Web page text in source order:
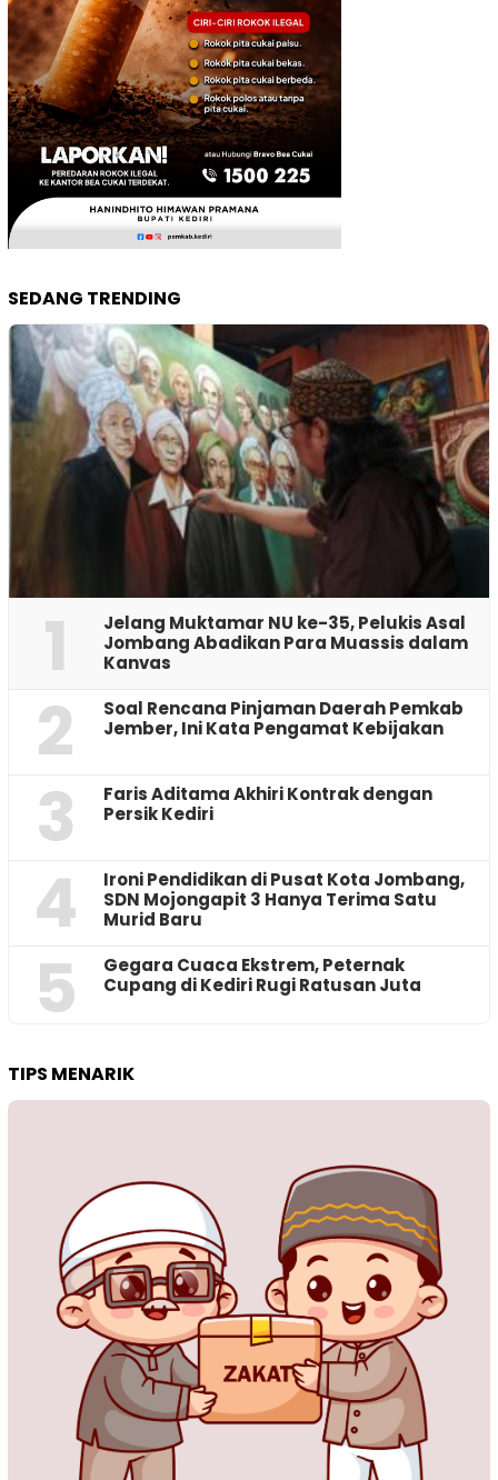
SEDANG TRENDING
1
Jelang Muktamar NU ke-35, Pelukis Asal
Jombang Abadikan Para Muassis dalam
Kanvas
2
‎Soal Rencana Pinjaman Daerah Pemkab
Jember, Ini Kata Pengamat Kebijakan ‎
3
Faris Aditama Akhiri Kontrak dengan
Persik Kediri
4
Ironi Pendidikan di Pusat Kota Jombang,
SDN Mojongapit 3 Hanya Terima Satu
Murid Baru
5
‎Gegara Cuaca Ekstrem, Peternak
Cupang di Kediri Rugi Ratusan Juta
TIPS MENARIK